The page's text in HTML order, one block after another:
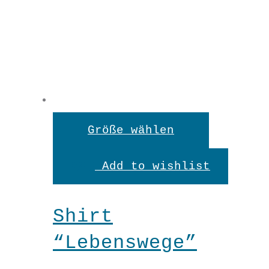
Größe wählen
Produkt
weist
Add to wishlist
Shirt
“Lebenswege”